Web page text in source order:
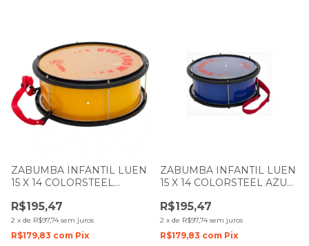
ZABUMBA INFANTIL LUEN
15 X 14 COLORSTEEL
R$195,47
2 x de R$97,74 sem juros
R$179,83 com Pix
ZABUMBA INFANTIL LUEN
15 X 14 COLORSTEEL AZUL
R$195,47
2 x de R$97,74 sem juros
R$179,83 com Pix